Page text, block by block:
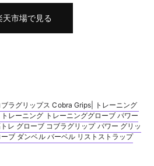
天市場で見る
ブラグリップス Cobra Grips| トレーニング
レーニング トレーニンググローブ パワー
レ グローブ コブラグリップ パワー グリッ
ブ ダンベル バーベル リストストラップ